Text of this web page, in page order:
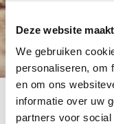
Deze website
We gebruiken
personaliseren, om
en om ons
informatie over uw
partners voor